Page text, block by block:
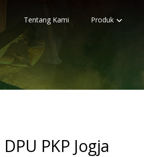
Tentang Kami Produk
PKP Jogja